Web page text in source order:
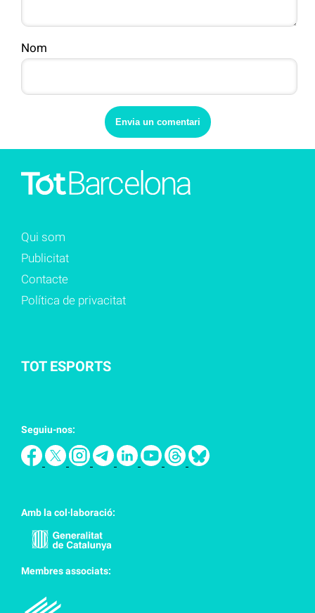
Nom
Qui som
Publicitat
Contacte
Política de privacitat
TOT ESPORTS
Seguiu-nos:
Amb la col·laboració:
Membres associats: